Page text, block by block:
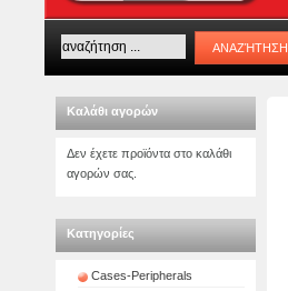
Καλάθι αγορών
Δεν έχετε προϊόντα στο καλάθι
αγορών σας.
Κατηγορίες
Cases-Peripherals